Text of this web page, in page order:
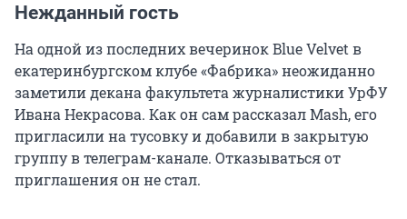
Нежданный гость
На одной из последних вечеринок Blue Velvet в
екатеринбургском клубе «Фабрика» неожиданно
заметили декана факультета журналистики УрФУ
Ивана Некрасова. Как он сам рассказал Mash, его
пригласили на тусовку и добавили в закрытую
группу в телеграм-канале. Отказываться от
приглашения он не стал.